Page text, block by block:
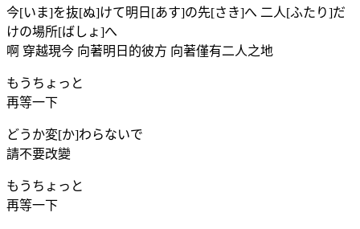
今[いま]を抜[ぬ]けて明日[あす]の先[さき]へ 二人[ふたり]だ
けの場所[ばしょ]へ
啊 穿越現今 向著明日的彼方 向著僅有二人之地
もうちょっと
再等一下
どうか変[か]わらないで
請不要改變
もうちょっと
再等一下